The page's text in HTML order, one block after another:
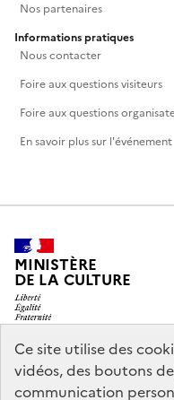
Ce site utilise des
vidéos, des boutons
communication
Nos partenaires
Informations pratiques
Nous contacter
Foire aux questions visiteurs
Foire aux questions
En savoir plus sur l'événement
MINISTÈRE
DE LA CULTURE
legifrance.gouv.fr